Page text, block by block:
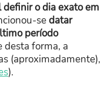
o dia exato em
sedatar
período
desta forma, a
(aproximadamente),
).